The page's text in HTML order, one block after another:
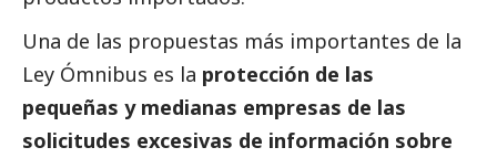
Una de las propuestas más importantes de la
Ley Ómnibus es la protección de las
pequeñas y medianas empresas de las
solicitudes excesivas de información sobre